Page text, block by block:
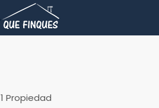
1 Propiedad